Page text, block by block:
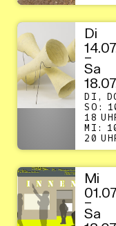
Di
–
Sa
DI,
SO:
18
MI:
20
Mi
–
Sa